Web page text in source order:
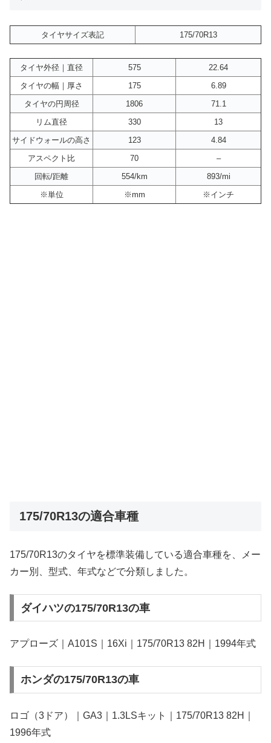
タイヤサイズ表記 175/70R13
タイヤ外径｜直径 575
22.64
タイヤの幅｜厚さ
175
6.89
タイヤの円周径
1806
71.1
リム直径
330
13
サイドウォールの高さ
123
4.84
アスペクト比
70
–
回転/距離
554/km
893/mi
※単位
※mm ※インチ
175/70R13の適合車種
175/70R13のタイヤを標準装備している適合車種を、メー
カー別、型式、年式などで分類しました。
ダイハツの175/70R13の車
アプローズ｜A101S｜16Xi｜175/70R13 82H｜1994年式
ホンダの175/70R13の車
ロゴ（3ドア）｜GA3｜1.3LSキット｜175/70R13 82H｜
1996年式